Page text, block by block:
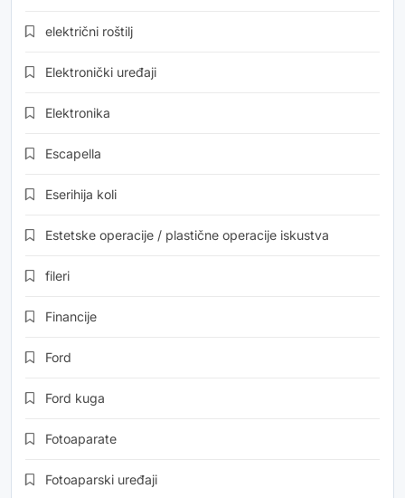
električni roštilj
Elektronički uređaji
Elektronika
Escapella
Eserihija koli
Estetske operacije / plastične operacije iskustva
fileri
Financije
Ford
Ford kuga
Fotoaparate
Fotoaparski uređaji